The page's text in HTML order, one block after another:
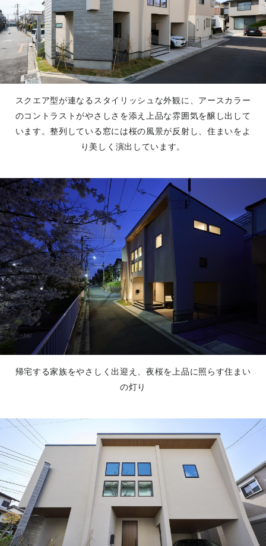
スクエア型が連なるスタイリッシュな外観に、アースカラー
のコントラストがやさしさを添え上品な雰囲気を醸し出して
います。整列している窓には桜の風景が反射し、住まいをよ
り美しく演出しています。
帰宅する家族をやさしく出迎え、夜桜を上品に照らす住まい
の灯り